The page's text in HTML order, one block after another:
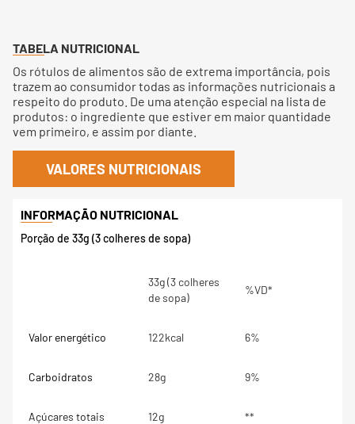
TABELA NUTRICIONAL
Os rótulos de alimentos são de extrema importância, pois
trazem ao consumidor todas as informações nutricionais a
respeito do produto. De uma atenção especial na lista de
produtos: o ingrediente que estiver em maior quantidade
vem primeiro, e assim por diante.
VALORES NUTRICIONAIS
Porção de 33g (3 colheres de sopa)
33g (3 colheres
de sopa)
%VD*
Valor energético 122kcal 6%
Carboidratos 28g 9%
Açúcares totais 12g **